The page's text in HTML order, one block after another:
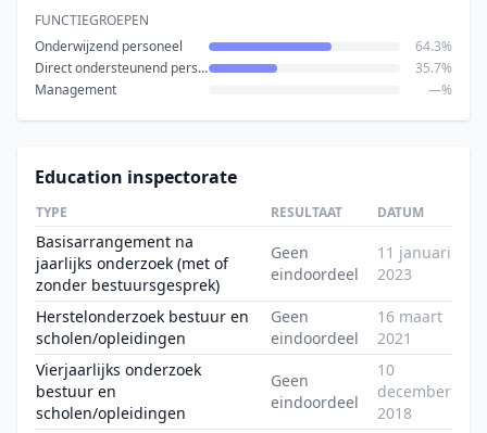
FUNCTIEGROEPEN
Onderwijzend personeel
64.3%
Direct ondersteunend personeel
35.7%
Management
—%
Education inspectorate
TYPE RESULTAAT DATUM
Basisarrangement na
jaarlijks onderzoek (met of
zonder bestuursgesprek)
Geen
eindoordeel
11 januari
2023
Herstelonderzoek bestuur en
scholen/opleidingen
Geen
eindoordeel
16 maart
2021
Vierjaarlijks onderzoek
bestuur en
scholen/opleidingen
Geen
eindoordeel
10
december
2018